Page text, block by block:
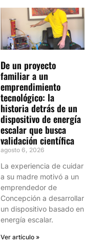
De un proyecto
familiar a un
emprendimiento
tecnológico: la
historia detrás de un
dispositivo de energía
escalar que busca
validación científica
agosto 6, 2026
La experiencia de cuidar
a su madre motivó a un
emprendedor de
Concepción a desarrollar
un dispositivo basado en
energía escalar.
Ver artículo »